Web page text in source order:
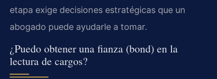
etapa exige decisiones estratégicas que un
abogado puede ayudarle a tomar.
¿Puedo obtener una fianza (bond) en la
lectura de cargos?